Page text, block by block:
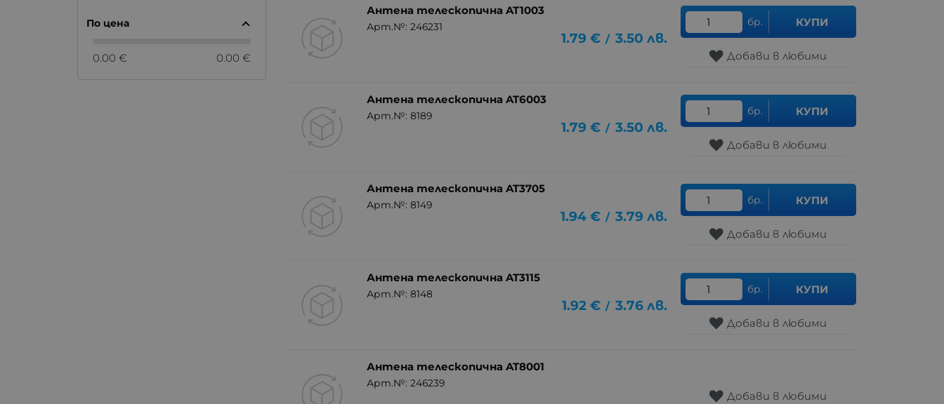
Антена телескопична AT1003
Арт.№: 246231
1.79 € / 3.50 лв.
бр. КУПИ
Добави в любими
Антена телескопична AT6003
Арт.№: 8189
1.79 € / 3.50 лв.
бр. КУПИ
Добави в любими
Антена телескопична AT3705
Арт.№: 8149
1.94 € / 3.79 лв.
бр. КУПИ
Добави в любими
Антена телескопична AT3115
Арт.№: 8148
1.92 € / 3.76 лв.
бр. КУПИ
Добави в любими
Антена телескопична AT8001
Арт.№: 246239
Добави в любими
По цена
0.00 € 0.00 €